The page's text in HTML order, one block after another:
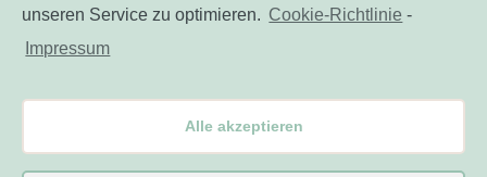
unseren Service zu optimieren. Cookie-Richtlinie -
Impressum
Alle akzeptieren